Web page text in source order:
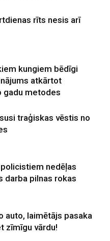
rīts nesis arī
kungiem bēdīgi
atkārtot
gadu metodes
traģiskas vēstis no
nedēļas
darba pilnas rokas
auto, laimētājs pasaka
zīmīgu vārdu!